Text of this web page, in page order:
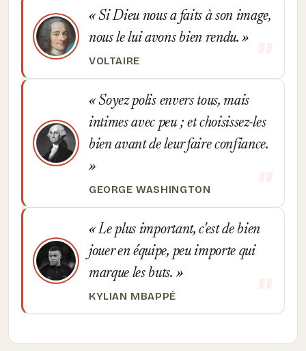
Si Dieu nous a faits à son image,
nous le lui avons bien rendu.
VOLTAIRE
Soyez polis envers tous, mais
intimes avec peu ; et choisissez-les
bien avant de leur faire confiance.
GEORGE WASHINGTON
Le plus important, c'est de bien
jouer en équipe, peu importe qui
marque les buts.
KYLIAN MBAPPÉ